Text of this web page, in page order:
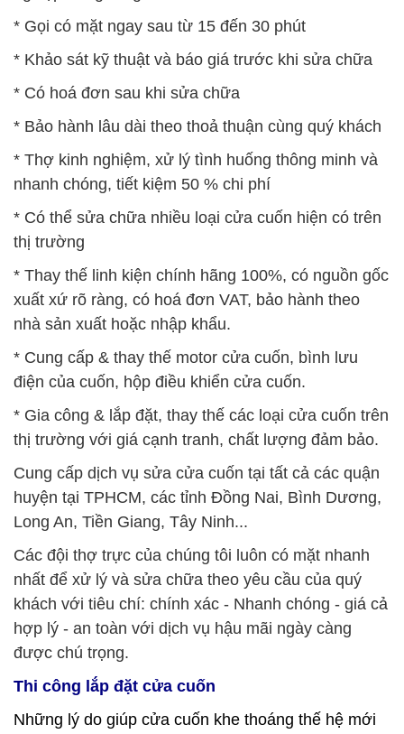
* Gọi có mặt ngay sau từ 15 đến 30 phút
* Khảo sát kỹ thuật và báo giá trước khi sửa chữa
* Có hoá đơn sau khi sửa chữa
* Bảo hành lâu dài theo thoả thuận cùng quý khách
* Thợ kinh nghiệm, xử lý tình huống thông minh và
nhanh chóng, tiết kiệm 50 % chi phí
* Có thể sửa chữa nhiều loại cửa cuốn hiện có trên
thị trường
* Thay thế linh kiện chính hãng 100%, có nguồn gốc
xuất xứ rõ ràng, có hoá đơn VAT, bảo hành theo
nhà sản xuất hoặc nhập khẩu.
* Cung cấp & thay thế motor cửa cuốn, bình lưu
điện của cuốn, hộp điều khiển cửa cuốn.
* Gia công & lắp đặt, thay thế các loại cửa cuốn trên
thị trường với giá cạnh tranh, chất lượng đảm bảo.
Cung cấp dịch vụ sửa cửa cuốn tại tất cả các quận
huyện tại TPHCM, các tỉnh Đồng Nai, Bình Dương,
Long An, Tiền Giang, Tây Ninh...
Các đội thợ trực của chúng tôi luôn có mặt nhanh
nhất để xử lý và sửa chữa theo yêu cầu của quý
khách với tiêu chí: chính xác - Nhanh chóng - giá cả
hợp lý - an toàn với dịch vụ hậu mãi ngày càng
được chú trọng.
Thi công lắp đặt cửa cuốn
Những lý do giúp cửa cuốn khe thoáng thế hệ mới